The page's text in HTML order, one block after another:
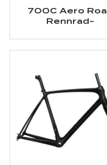
700C Aero
Rennrad-